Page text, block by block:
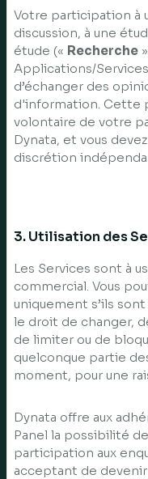
Votre participation à
discussion, à une
étude (« Recherche
Applications/
d’échanger des
d'information. Cette
volontaire de votre
Dynata, et vous
discrétion
3. Utilisation des
Les Services sont à
commercial. Vous
uniquement s’ils
le droit de changer,
de limiter ou de
quelconque partie
moment, pour une
Dynata offre aux
Panel la possibilité
participation aux
acceptant de devenir